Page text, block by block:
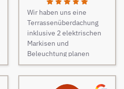
Dieser Tipp war wirklich
Gold wert! Von Angebot
bis zur Fertigstellung des
Zauns, verlief alles
absolut reibungslos. Alle
Fragen wurden im
Vorfeld schnell
beantwortet, auf
Wir haben uns eine
Terrassenüberdachung
inklusive 2 elektrischen
Markisen und
Beleuchtung planen
lassen. Es war vom
ersten Kontakt bis zur
finalen Ausführung des